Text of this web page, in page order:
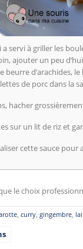
a servi à griller les
ajouter un peu
beurre d’arachides,
de porc dans la
hacher
sur un lit de riz et
cette sauce
le choix
, curry, gingembre,